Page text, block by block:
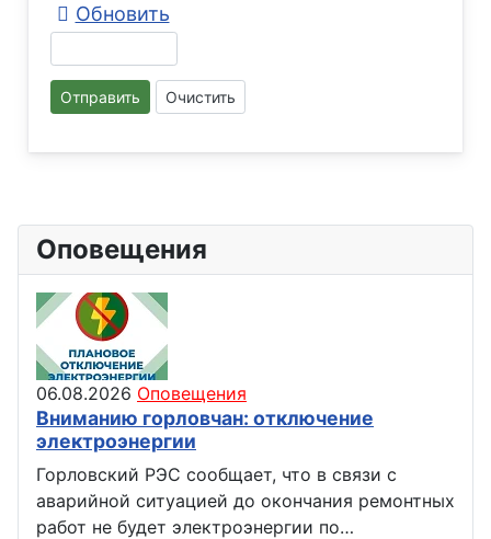
Обновить
Отправить Очистить
Оповещения
06.08.2026 Оповещения
Вниманию горловчан: отключение
электроэнергии
Горловский РЭС сообщает, что в связи с
аварийной ситуацией до окончания ремонтных
работ не будет электроэнергии по…